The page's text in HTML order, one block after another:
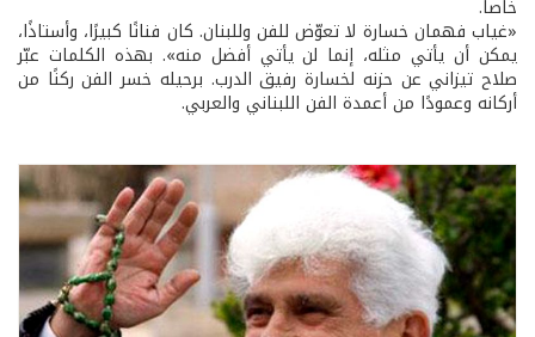
خاصاً.
«غياب فهمان خسارة لا تعوّض للفن وللبنان. كان فنانًا كبيرًا، وأستاذًا،
يمكن أن يأتي مثله، إنما لن يأتي أفضل منه». بهذه الكلمات عبّر
صلاح تيزاني عن حزنه لخسارة رفيق الدرب. برحيله خسر الفن ركنًا من
أركانه وعمودًا من أعمدة الفن اللبناني والعربي.